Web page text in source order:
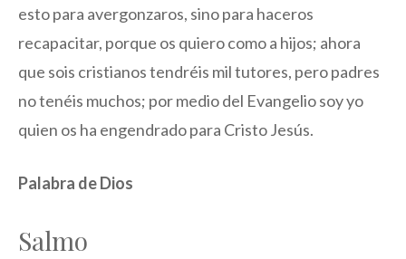
esto para avergonzaros, sino para haceros
recapacitar, porque os quiero como a hijos; ahora
que sois cristianos tendréis mil tutores, pero padres
no tenéis muchos; por medio del Evangelio soy yo
quien os ha engendrado para Cristo Jesús.
Palabra de Dios
Salmo